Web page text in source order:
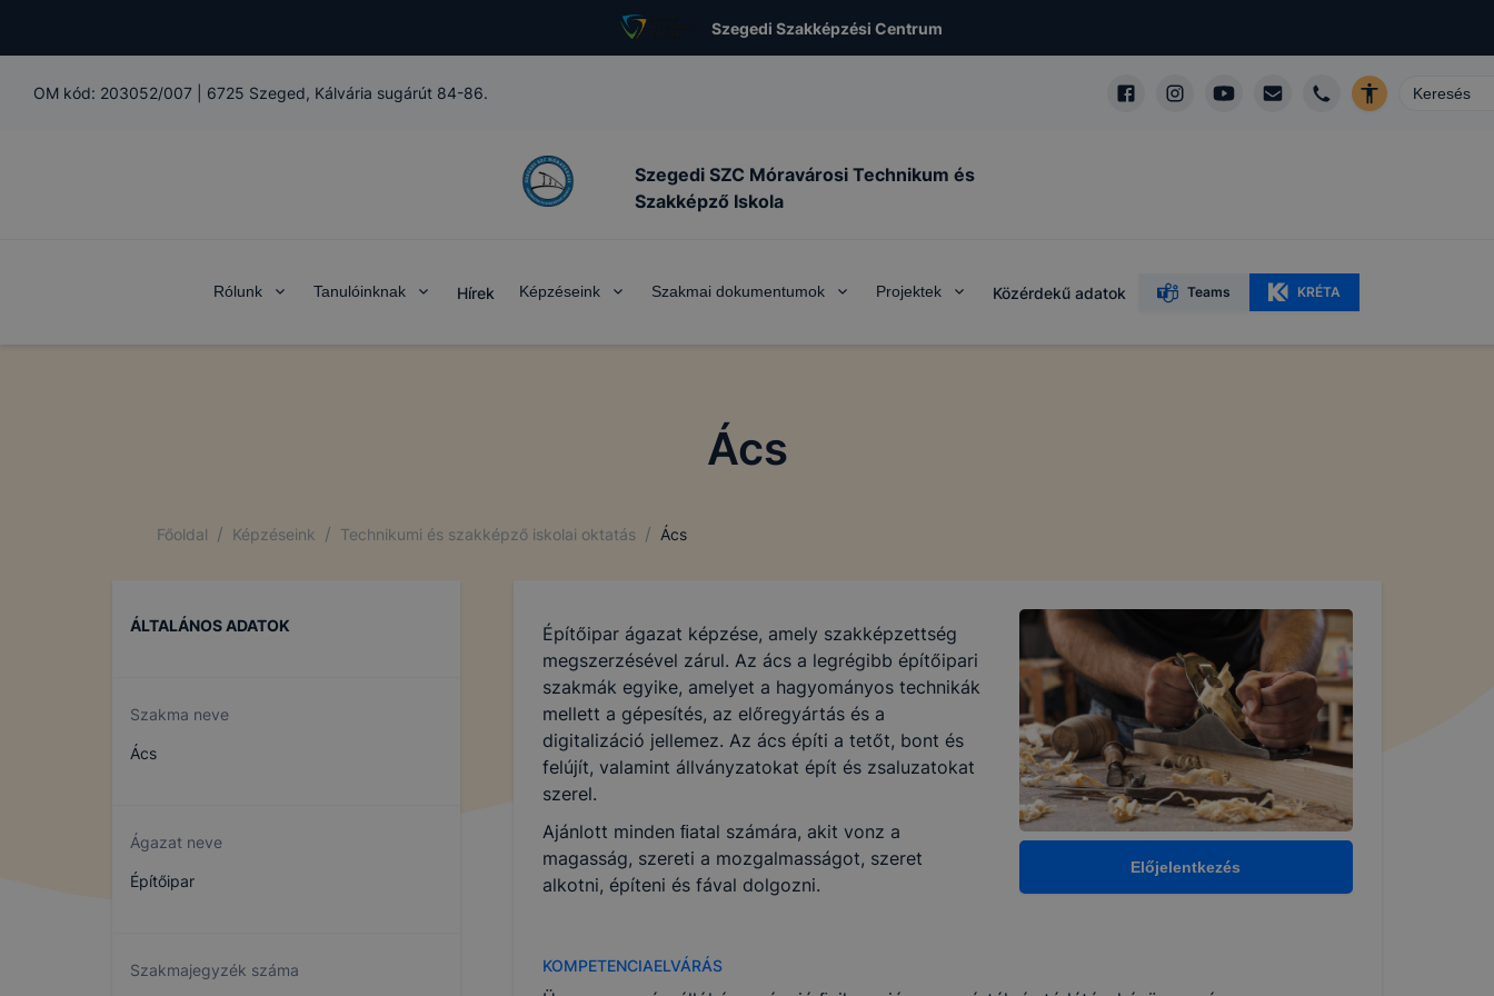
Szegedi Szakképzési Centrum
OM kód: 203052/007 6725 Szeged, Kálvária sugárút 84-86.
Szegedi SZC Móravárosi Technikum és
Szakképző Iskola
Rólunk Tanulóinknak Hírek Képzéseink Szakmai dokumentumok Projektek Közérdekű adatok Teams KRÉTA
Ács
Főoldal / Képzéseink / Technikumi és szakképző iskolai oktatás / Ács
ÁLTALÁNOS ADATOK
Szakma neve
Ács
Ágazat neve
Építőipar
Szakmajegyzék száma
Előjelentkezés
Építőipar ágazat képzése, amely szakképzettség
megszerzésével zárul. Az ács a legrégibb építőipari
szakmák egyike, amelyet a hagyományos technikák
mellett a gépesítés, az előregyártás és a
digitalizáció jellemez. Az ács építi a tetőt, bont és
felújít, valamint állványzatokat épít és zsaluzatokat
szerel.
Ajánlott minden ﬁatal számára, akit vonz a
magasság, szereti a mozgalmasságot, szeret
alkotni, építeni és fával dolgozni.
KOMPETENCIAELVÁRÁS